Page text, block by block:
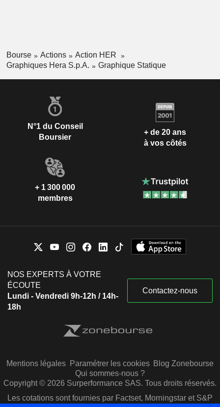
Bourse Actions
Action HER
Graphiques Hera S.p.A.
Graphique Statique
N°1 du Conseil
Boursier
+ de 20 ans
à vos côtés
+ 1 300 000
membres
NOS EXPERTS À VOTRE
ÉCOUTE
Lundi - Vendredi 9h-12h / 14h-
18h
Contactez-nous
Mentions légales Paramétrer les cookies Blog Zonebourse
Qui sommes-nous ?
Copyright © 2026 Surperformance SAS. Tous droits réservés.
Les cotations sont fournies par Factset, Morningstar et S&P